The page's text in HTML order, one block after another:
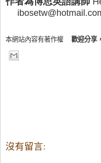
本網站內容有著作權 歡迎分享
沒有留言: